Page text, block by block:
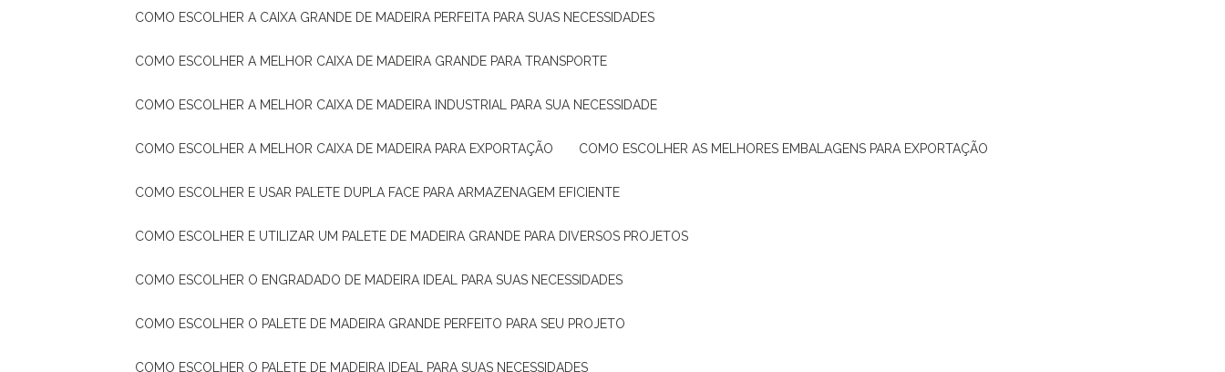
COMO ESCOLHER A CAIXA GRANDE DE MADEIRA PERFEITA PARA SUAS NECESSIDADES
COMO ESCOLHER A MELHOR CAIXA DE MADEIRA GRANDE PARA TRANSPORTE
COMO ESCOLHER A MELHOR CAIXA DE MADEIRA INDUSTRIAL PARA SUA NECESSIDADE
COMO ESCOLHER A MELHOR CAIXA DE MADEIRA PARA EXPORTAÇÃO COMO ESCOLHER AS MELHORES EMBALAGENS PARA EXPORTAÇÃO
COMO ESCOLHER E USAR PALETE DUPLA FACE PARA ARMAZENAGEM EFICIENTE
COMO ESCOLHER E UTILIZAR UM PALETE DE MADEIRA GRANDE PARA DIVERSOS PROJETOS
COMO ESCOLHER O ENGRADADO DE MADEIRA IDEAL PARA SUAS NECESSIDADES
COMO ESCOLHER O PALETE DE MADEIRA GRANDE PERFEITO PARA SEU PROJETO
COMO ESCOLHER O PALETE DE MADEIRA IDEAL PARA SUAS NECESSIDADES